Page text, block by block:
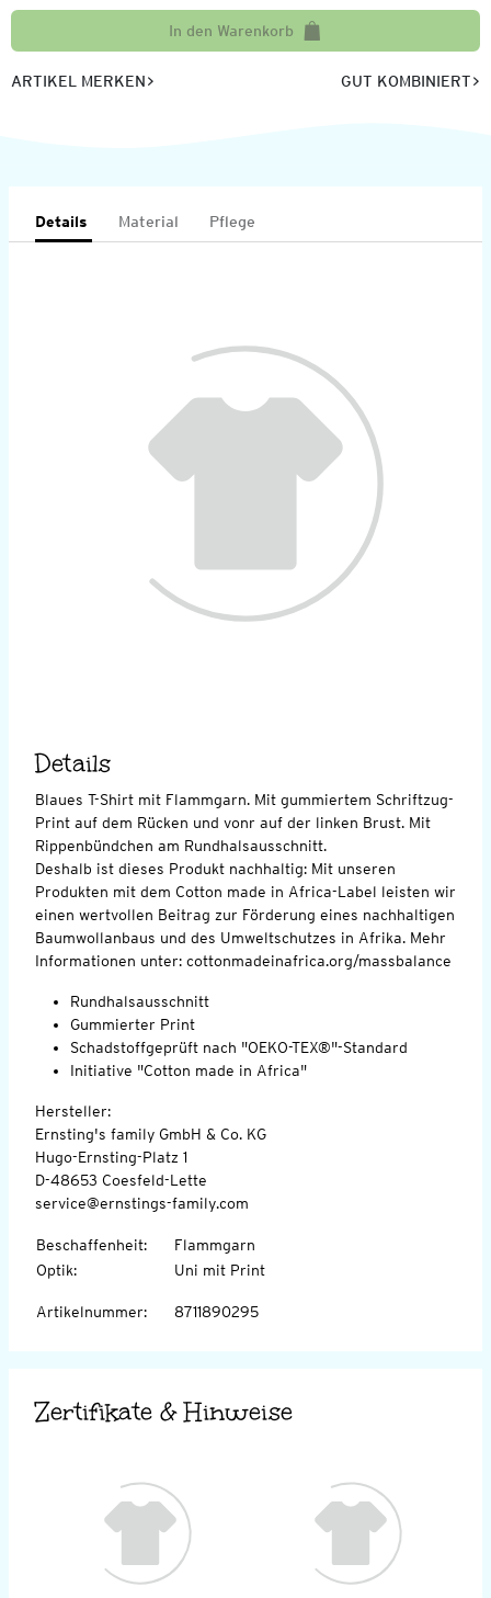
In den Warenkorb
ARTIKEL MERKEN GUT KOMBINIERT
Details Material Pflege
Details
Blaues T-Shirt mit Flammgarn. Mit gummiertem Schriftzug-
Print auf dem Rücken und vonr auf der linken Brust. Mit
Rippenbündchen am Rundhalsausschnitt.
Deshalb ist dieses Produkt nachhaltig: Mit unseren
Produkten mit dem Cotton made in Africa-Label leisten wir
einen wertvollen Beitrag zur Förderung eines nachhaltigen
Baumwollanbaus und des Umweltschutzes in Afrika. Mehr
Informationen unter: cottonmadeinafrica.org/massbalance
Rundhalsausschnitt
Gummierter Print
Schadstoffgeprüft nach "OEKO-TEX®"-Standard
Initiative "Cotton made in Africa"
Hersteller:
Ernsting's family GmbH & Co. KG
Hugo-Ernsting-Platz 1
D-48653 Coesfeld-Lette
service@ernstings-family.com
Beschaffenheit:
Flammgarn
Optik: Uni mit Print
Artikelnummer: 8711890295
Zertifikate & Hinweise